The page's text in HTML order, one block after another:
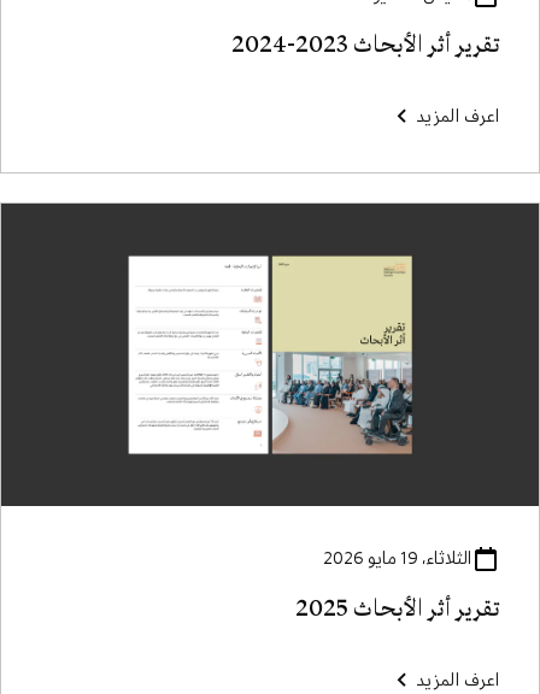
تقرير أثر الأبحاث 2023-2024
اعرف المزيد
الثلاثاء، 19 مايو 2026
تقرير أثر الأبحاث 2025
اعرف المزيد